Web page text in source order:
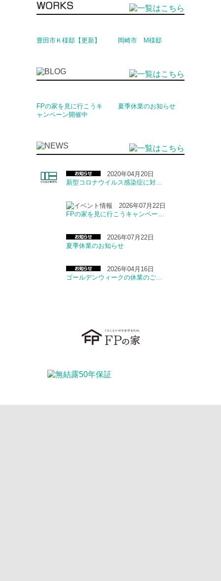
豊田市Ｋ様邸【更新】 岡崎市 M様邸
FPの家を見に行こうキ
ャンペーン開催中
夏季休業のお知らせ
2020年04月20日
新型コロナウイルス感染症に対…
2026年07月22日
FPの家を見に行こうキャンペー…
2026年07月22日
夏季休業のお知らせ
2026年04月16日
ゴールデンウィークの休業のご…